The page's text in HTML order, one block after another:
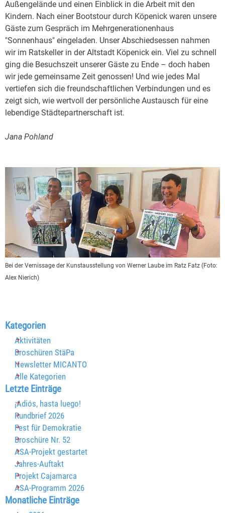
Außengelände und einen Einblick in die Arbeit mit den
Kindern. Nach einer Bootstour durch Köpenick waren unsere
Gäste zum Gespräch im Mehrgenerationenhaus
"Sonnenhaus" eingeladen. Unser Abschiedsessen nahmen
wir im Ratskeller in der Altstadt Köpenick ein. Viel zu schnell
ging die Besuchszeit unserer Gäste zu Ende – doch haben
wir jede gemeinsame Zeit genossen! Und wie jedes Mal
vertiefen sich die freundschaftlichen Verbindungen und es
zeigt sich, wie wertvoll der persönliche Austausch für eine
lebendige Städtepartnerschaft ist.
Jana Pohland
Bei der Vernissage der Kunstausstellung von Werner Laube im Ratz Fatz (Foto:
Alex Nierich)
Block überspringen Kategorien
Kategorien
Aktivitäten
Broschüren StäPa
Newsletter MICANTO
Alle Kategorien
Block überspringen Letzte Einträge
Letzte Einträge
¡Adiós, hasta luego!
Rundbrief 2026
Fest für Demokratie
Broschüre Nr. 52
ASA-Projekt gestartet
Jahres-Auftakt
Projekt Cajamarca
ASA-Programm 2026
Block überspringen Monatliche Einträge
Monatliche Einträge